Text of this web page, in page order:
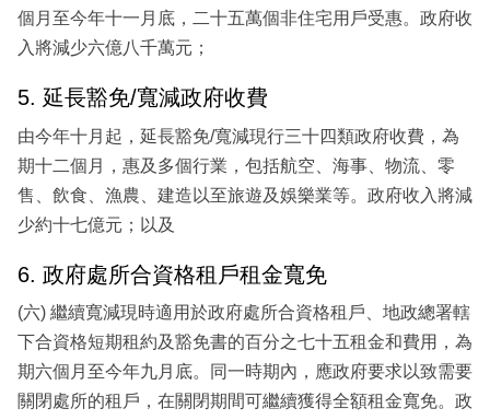
個月至今年十一月底，二十五萬個非住宅用戶受惠。政府收
入將減少六億八千萬元；
5. 延長豁免/寬減政府收費
由今年十月起，延長豁免/寬減現行三十四類政府收費，為
期十二個月，惠及多個行業，包括航空、海事、物流、零
售、飲食、漁農、建造以至旅遊及娛樂業等。政府收入將減
少約十七億元；以及
6. 政府處所合資格租戶租金寬免
(六) 繼續寬減現時適用於政府處所合資格租戶、地政總署轄
下合資格短期租約及豁免書的百分之七十五租金和費用，為
期六個月至今年九月底。同一時期內，應政府要求以致需要
關閉處所的租戶，在關閉期間可繼續獲得全額租金寬免。政